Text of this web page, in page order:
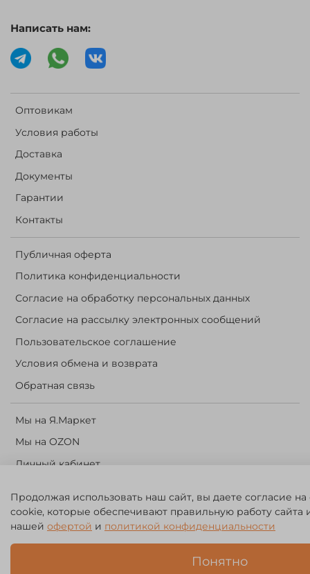
Оптовикам
Условия работы
Доставка
Документы
Гарантии
Контакты
Публичная оферта
Политика конфиденциальности
Согласие на обработку персональных данных
Согласие на рассылку электронных сообщений
Пользовательское соглашение
Условия обмена и возврата
Обратная связь
Мы на Я.Маркет
Мы на OZON
Личный кабинет
Написать нам:
©️ 2014 - 2024 Forest River. Рыболовный интернет-магазин.
зн. № 756494
Продолжая использовать наш сайт, вы даете согласие
cookie, которые обеспечивают правильную работу сайта
нашей офертой и политикой конфиденциальности
Понятно